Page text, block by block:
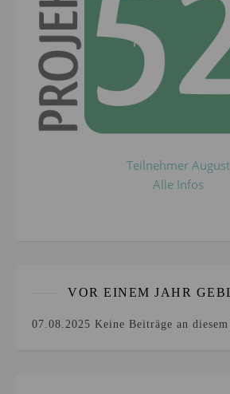
Teilnehmer August
Alle Infos
VOR EINEM JAHR
07.08.2025 Keine Beiträge an diesem